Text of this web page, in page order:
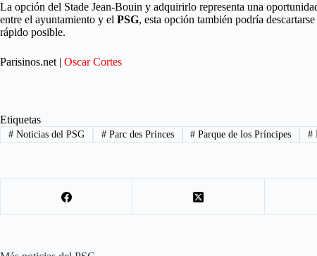
La opción del Stade Jean-Bouin y adquirirlo representa una
entre el ayuntamiento y el PSG, esta opción también podría
rápido posible.
Parisinos.net | Oscar Cortes
Etiquetas
#Noticias del PSG #Parc des Princes # Parque de los Príncipes #